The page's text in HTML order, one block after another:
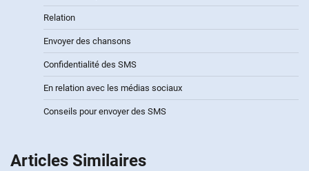
Relation
Envoyer des chansons
Confidentialité des SMS
En relation avec les médias sociaux
Conseils pour envoyer des SMS
Articles Similaires